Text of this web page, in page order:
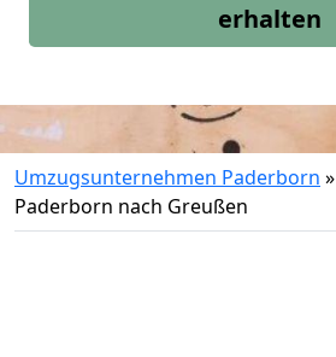
erhalten
Umzugsunternehmen Paderborn »
Paderborn nach Greußen